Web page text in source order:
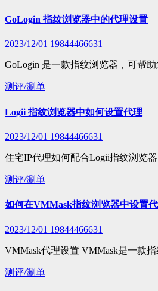
GoLogin 指纹浏览器中的代理设置
2023/12/01 19844466631
GoLogin 是一款指纹浏览器，可帮
测评/涮单
Logii 指纹浏览器中如何设置代理
2023/12/01 19844466631
住宅IP代理如何配合Logii指纹浏览
测评/涮单
如何在VMMask指纹浏览器中设置
2023/12/01 19844466631
VMMask代理设置 VMMask是一款
测评/涮单